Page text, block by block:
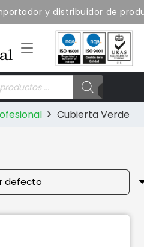
y distribuidor de
Cubierta Verde